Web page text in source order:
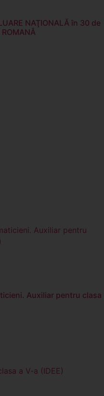
NAŢIONALĂ în 30 de
Auxiliar pentru clasa